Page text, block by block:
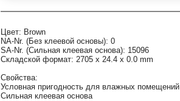
Цвет: Brown
NA-Nr. (Без клеевой основы): 0
SA-Nr. (Сильная клеевая основа): 15096
Складской формат: 2705 x 24.4 x 0.0 mm
Свойства:
Условная пригодность для влажных помещений
Сильная клеевая основа